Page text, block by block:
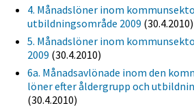
4. Månadslöner inom
utbildningsområde 2009 (30.4.2010)
5. Månadslöner inom
2009 (30.4.2010)
6a. Månadsavlönade inom den
löner efter åldergrupp och
(30.4.2010)